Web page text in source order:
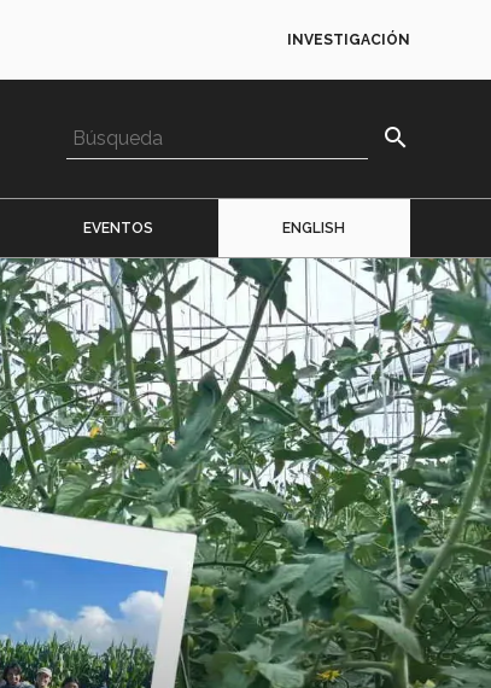
INVESTIGACIÓN
search
EVENTOS ENGLISH